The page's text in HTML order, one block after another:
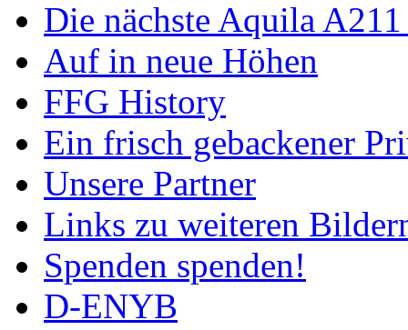
Die nächste Aquila
Auf in neue Höhen
FFG History
Ein frisch gebackener
Unsere Partner
Links zu weiteren
Spenden spenden!
D-ENYB